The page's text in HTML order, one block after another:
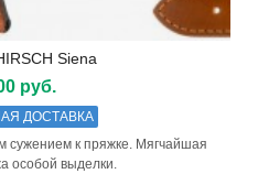
Siena
руб.
ДОСТАВКА
сужением к пряжке. Мягчайшая
особой выделки.